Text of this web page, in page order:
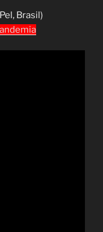
Brasil)